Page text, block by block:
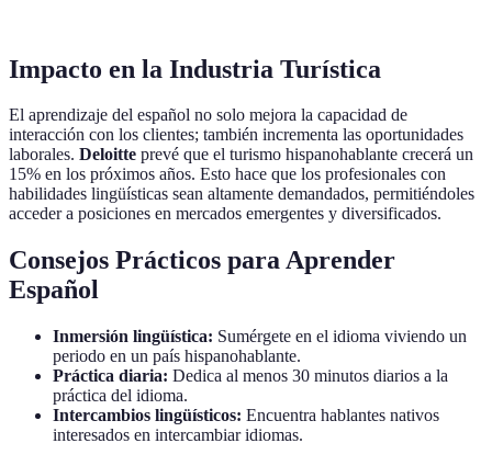
Impacto en la Industria Turística
El aprendizaje del español no solo mejora la capacidad de
interacción con los clientes; también incrementa las oportunidades
laborales. Deloitte prevé que el turismo hispanohablante crecerá un
15% en los próximos años. Esto hace que los profesionales con
habilidades lingüísticas sean altamente demandados, permitiéndoles
acceder a posiciones en mercados emergentes y diversificados.
Consejos Prácticos para Aprender
Español
Inmersión lingüística: Sumérgete en el idioma viviendo un
periodo en un país hispanohablante.
Práctica diaria: Dedica al menos 30 minutos diarios a la
práctica del idioma.
Intercambios lingüísticos: Encuentra hablantes nativos
interesados en intercambiar idiomas.